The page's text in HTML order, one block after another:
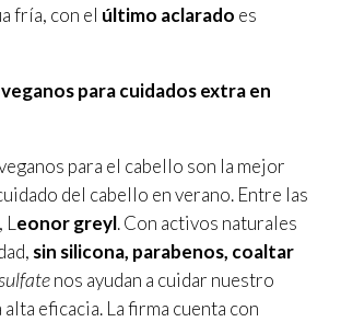
fría, con el último aclarado es
para cuidados extra en
para el cabello son la mejor
del cabello en verano. Entre las
L eonor greyl. Con activos naturales
sin silicona, parabenos, coaltar
nos ayudan a cuidar nuestro
eficacia. La firma cuenta con